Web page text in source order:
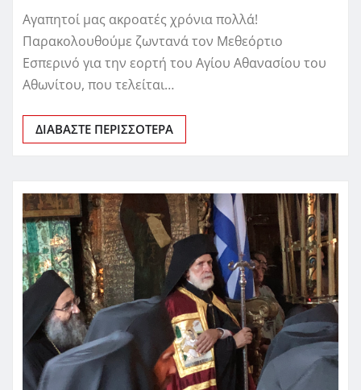
Αγαπητοί μας ακροατές χρόνια πολλά!
Παρακολουθούμε ζωντανά τον Μεθεόρτιο
Εσπερινό για την εορτή του Αγίου Αθανασίου του
Αθωνίτου, που τελείται…
ΔΙΑΒΆΣΤΕ ΠΕΡΙΣΣΌΤΕΡΑ